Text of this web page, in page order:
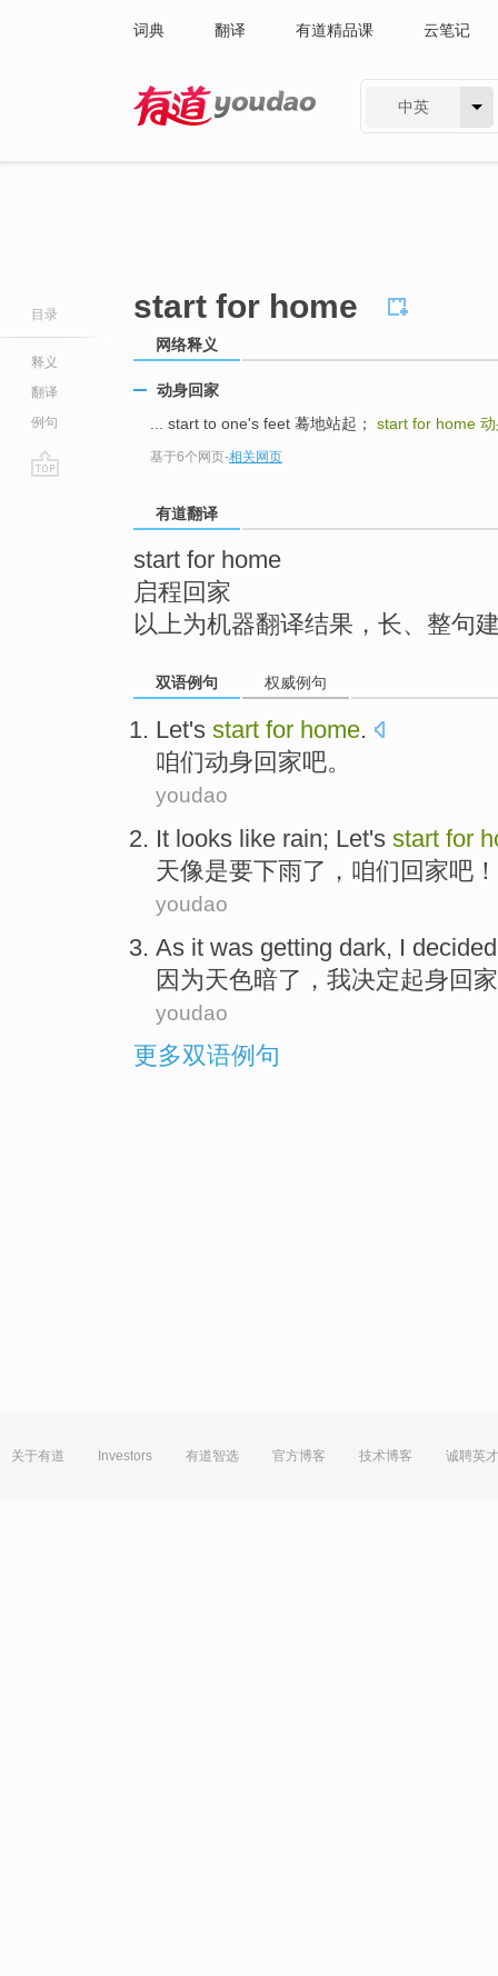
词典 翻译 有道精品课 云笔记
中英
目录
释义
翻译
例句
start for home
网络释义
动身回家
... start to one's feet 蓦地站起； start for home
基于6个网页-相关网页
有道翻译
start for home
启程回家
以上为机器翻译结果，长、整句
双语例句 权威例句
Let's start for home.
咱们动身回家吧。
youdao
It looks like rain; Let's start for
天像是要下雨了 ， 咱们 回家吧！
youdao
As it was getting dark, I
因为天色暗了 ， 我决定起身回家
youdao
更多双语例句
关于有道 Investors 有道智选 官方博客 技术博客 诚聘英才